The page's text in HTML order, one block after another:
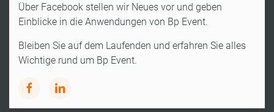
Über Facebook stellen wir Neues vor und geben
Einblicke in die Anwendungen von Bp Event.
Bleiben Sie auf dem Laufenden und erfahren Sie alles
Wichtige rund um Bp Event.